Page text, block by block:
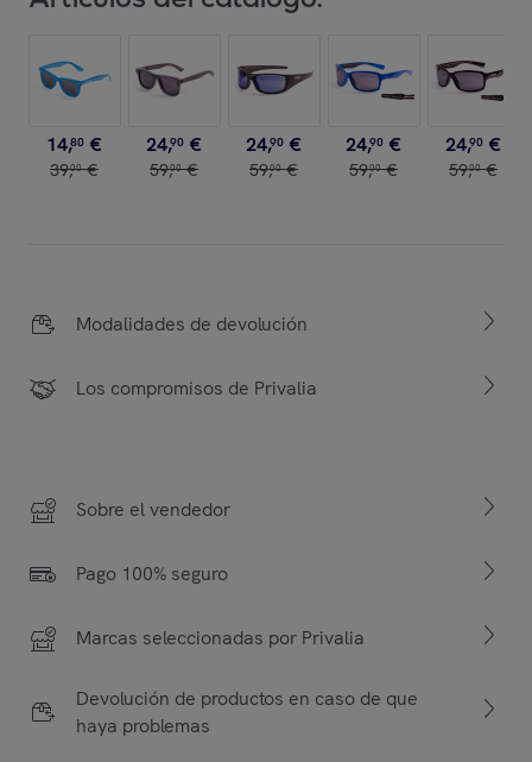
14,80 €
39,00 €
24,90 €
59,00 €
24,90 €
59,00 €
24,90 €
59,00 €
24,90 €
59,00 €
Modalidades de devolución
Los compromisos de Privalia
Sobre el vendedor
Pago 100% seguro
Marcas seleccionadas por Privalia
Devolución de productos en caso de que
haya problemas